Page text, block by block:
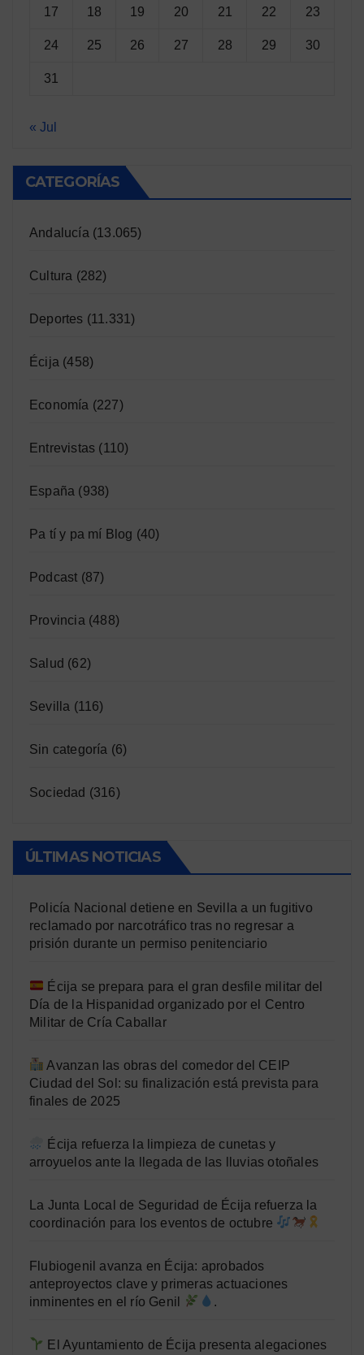
17 18 19 20 21 22 23
24 25 26 27 28 29 30
31
« Jul
CATEGORÍAS
Andalucía (13.065)
Cultura (282)
Deportes (11.331)
Écija (458)
Economía (227)
Entrevistas (110)
España (938)
Pa tí y pa mí Blog (40)
Podcast (87)
Provincia (488)
Salud (62)
Sevilla (116)
Sin categoría (6)
Sociedad (316)
ÚLTIMAS NOTICIAS
Policía Nacional detiene en Sevilla a un fugitivo
reclamado por narcotráfico tras no regresar a
prisión durante un permiso penitenciario
Écija se prepara para el gran desfile militar del
Día de la Hispanidad organizado por el Centro
Militar de Cría Caballar
Avanzan las obras del comedor del CEIP
Ciudad del Sol: su finalización está prevista para
finales de 2025
Écija refuerza la limpieza de cunetas y
arroyuelos ante la llegada de las lluvias otoñales
La Junta Local de Seguridad de Écija refuerza la
coordinación para los eventos de octubre
Flubiogenil avanza en Écija: aprobados
anteproyectos clave y primeras actuaciones
inminentes en el río Genil
.
El Ayuntamiento de Écija presenta alegaciones